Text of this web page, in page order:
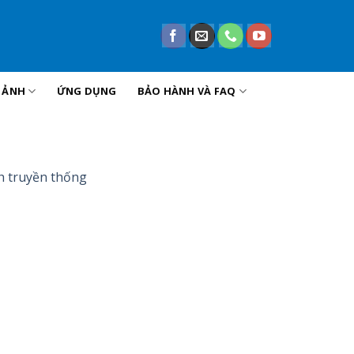
ỨNG DỤNG BẢO HÀNH VÀ FAQ
truyền thống